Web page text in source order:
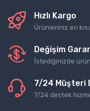
Hızlı Kargo
Ürünleriniz en
Değişim
İstediğinizde
7/24 Müşteri
7/24 destek